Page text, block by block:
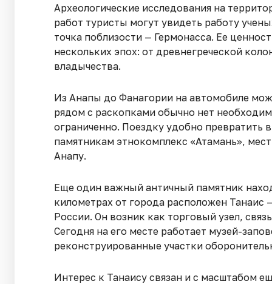
Археологические исследования на
работ туристы могут увидеть работу
точка поблизости — Гермонасса. Ее
нескольких эпох: от древнегреческой
владычества.
Из Анапы до Фанагории на автомобиле
рядом с раскопками обычно нет
ограниченно. Поездку удобно
памятникам этнокомплекс «Атамань»,
Анапу.
Еще один важный античный памятник
километрах от города расположен
России. Он возник как торговый узел,
Сегодня на его месте работает музей-
реконструированные участки
Интерес к Танаису связан и с масштабом